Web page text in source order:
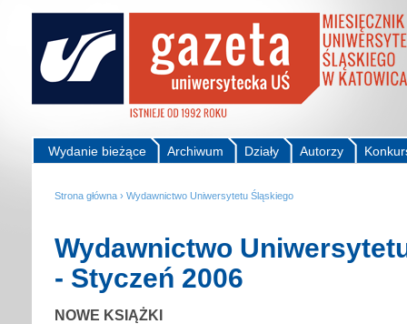
Autorzy
Działy
Archiwum
Wydanie bieżące
Strona główna › Wydawnictwo Uniwersytetu Śląskiego
Wydawnictwo
- Styczeń 2006
NOWE KSIĄŻKI